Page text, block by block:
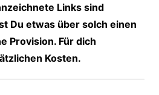
Links sind
Du etwas über solch einen
Provision. Für dich
Kosten.